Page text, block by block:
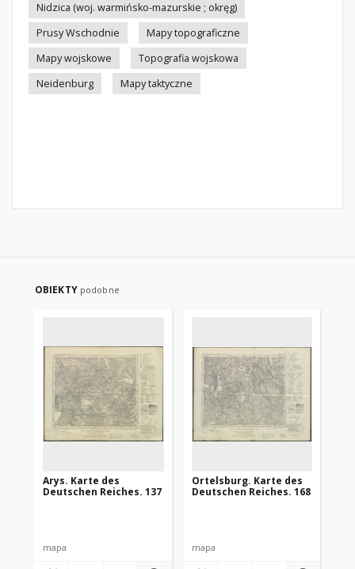
Nidzica (woj. warmińsko-mazurskie ; okręg)
Prusy Wschodnie
Mapy topograficzne
Mapy wojskowe
Topografia wojskowa
Neidenburg
Mapy taktyczne
OBIEKTY podobne
Arys. Karte des
Deutschen Reiches. 137
mapa
Ortelsburg. Karte des
Deutschen Reiches. 168
mapa